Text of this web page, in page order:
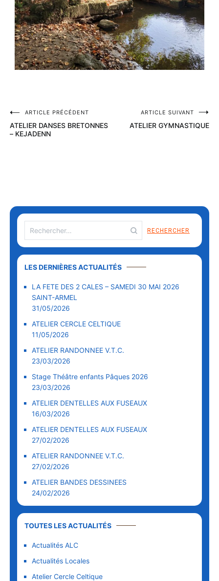
ARTICLE PRÉCÉDENT
ATELIER DANSES BRETONNES
– KEJADENN
ARTICLE SUIVANT
ATELIER GYMNASTIQUE
LES DERNIÈRES ACTUALITÉS
LA FETE DES 2 CALES – SAMEDI 30 MAI 2026
SAINT-ARMEL
31/05/2026
ATELIER CERCLE CELTIQUE
11/05/2026
ATELIER RANDONNEE V.T.C.
23/03/2026
Stage Théâtre enfants Pâques 2026
23/03/2026
ATELIER DENTELLES AUX FUSEAUX
16/03/2026
ATELIER DENTELLES AUX FUSEAUX
27/02/2026
ATELIER RANDONNEE V.T.C.
27/02/2026
ATELIER BANDES DESSINEES
24/02/2026
TOUTES LES ACTUALITÉS
Actualités ALC
Actualités Locales
Atelier Cercle Celtique